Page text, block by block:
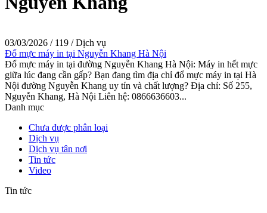
03/03/2026 / 119 /Dịch vụ
Đổ mực máy in tại Nguyễn Khang Hà Nội
Đổ mực máy in tại đường Nguyễn Khang Hà Nội: Máy in hết mực
giữa lúc đang cần gấp? Bạn đang tìm địa chỉ đổ mực máy in tại Hà
Nội đường Nguyễn Khang uy tín và chất lượng? Địa chỉ: Số 255,
Nguyễn Khang, Hà Nội Liên hệ: 0866636603...
Danh mục
Chưa được phân loại
Dịch vụ
Dịch vụ tân nơi
Tin tức
Video
Tin tức